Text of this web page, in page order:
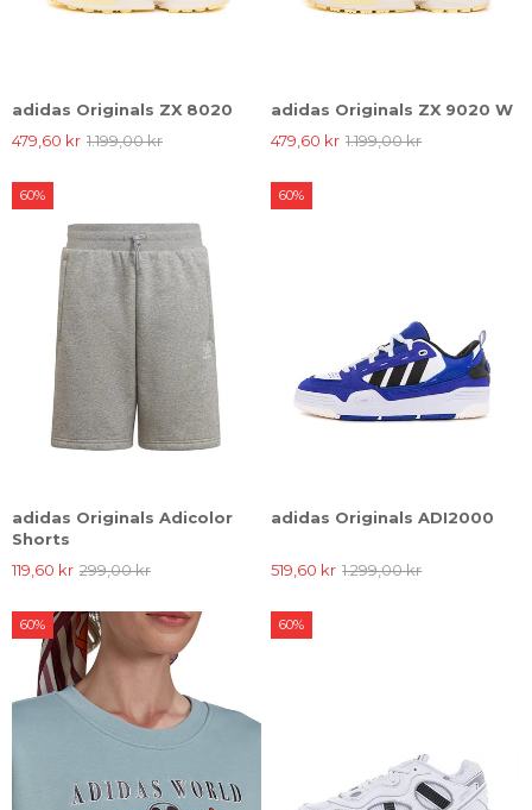
adidas Originals ZX 8020
479,60 kr 1.199,00 kr
adidas Originals ZX 9020 W
479,60 kr 1.199,00 kr
adidas Originals Adicolor
Shorts
119,60 kr 299,00 kr
60%
adidas Originals ADI2000
519,60 kr 1.299,00 kr
60%
60% 60%